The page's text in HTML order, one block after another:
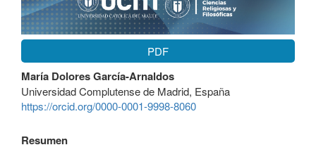
PDF
Contenido
principal
del
artículo
María Dolores García-Arnaldos
Universidad Complutense de Madrid, España
https://orcid.org/0000-0001-9998-8060
Resumen